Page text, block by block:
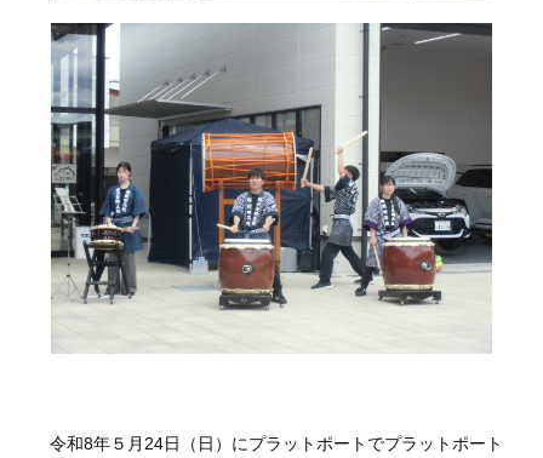
サイト内検索
令和8年５月24日（日）にプラットポートでプラットポート